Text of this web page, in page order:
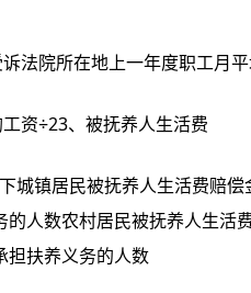
法院所在地上一年度职工月
资÷23、被抚养人生活费
城镇居民被抚养人生活费赔
人数农村居民被抚养人生活
担扶养义务的人数